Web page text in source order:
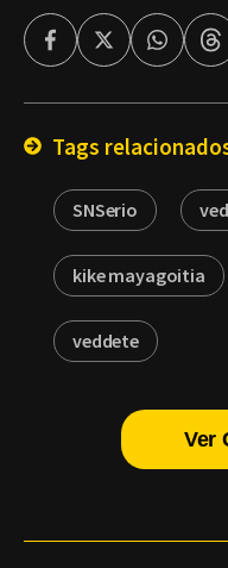
FacebookTwitter
Tags
SNSerio
kike mayagoitia
veddete
Ver